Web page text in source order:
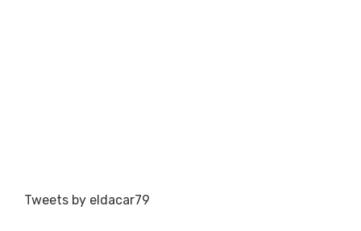
Tweets by eldacar79